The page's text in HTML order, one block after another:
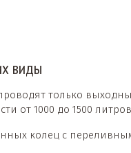
виды
только
от 1000 до 1500
колец с